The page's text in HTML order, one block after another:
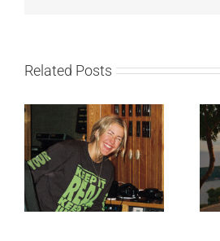
Related Posts
Ellie Goulding otkriva
nežniju stranu novim
singlom „4 Seasons“